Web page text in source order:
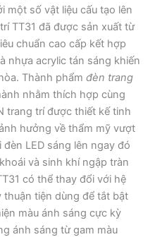
một số vật liệu cấu tạo lên
TT31 đã được sản xuất từ
chuẩn cao cấp kết hợp
nhựa acrylic tán sáng khiến
Thành phẩm đèn trang
nhằm thích hợp cùng
trang trí được thiết kế tinh
hưởng về thẩm mỹ vượt
LED sáng lên ngay đó
và sinh khí ngập tràn
có thể thay đổi với hệ
tiện dùng để tắt bật
màu ánh sáng cực kỳ
ánh sáng từ gam màu